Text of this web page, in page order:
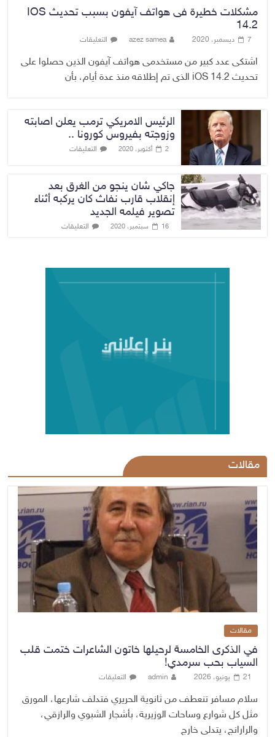
مشكلات خطيرة فى هواتف آيفون بسبب تحديث IOS
14.2
7 ديسمبر، 2020 azez samea التعليقات
اشتكى عدد كبير من مستخدمى هواتف آيفون الذين حصلوا على
تحديث iOS 14.2 الذى تم إطلاقه منذ عدة أيام، بأن
الرئيس الامريكي ترمب يعلن اصابته
وزوجته بفيروس كورونا ..
2 أكتوبر، 2020 التعليقات
جاكي شان ينجو من الغرق بعد
إنقلاب قارب نفاث كان يركبه أثناء
تصوير فيلمه الجديد
16 سبتمبر، 2020 التعليقات
مقالات
مقالات
في الذكرى الخامسة لرحيلها خاتون الشاعرات ختمت قلب
السياب بحب سرمدي!
21 يونيو، 2026 admin التعليقات
سلام مسافر تنعطف من ثانوية الحريري فتدلف شارعها، المورق
مثل كل شوارع وساحات الوزيرية، بأشجار الشبوي والرازقي،
والرارانج، يتدلى خارج